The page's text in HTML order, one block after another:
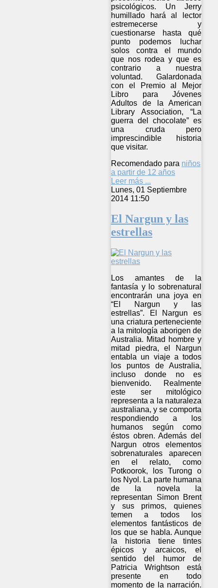
psicológicos. Un Jerry
humillado hará al lector
estremecerse y
cuestionarse hasta qué
punto podemos luchar
solos contra el mundo
que nos rodea y que es
contrario a nuestra
voluntad. Galardonada
con el Premio al Mejor
Libro para Jóvenes
Adultos de la American
Library Association, “La
guerra del chocolate” es
una cruda pero
imprescindible historia
que visitar.
Recomendado para niños
a partir de 12 años
Leer más ...
Lunes, 01 Septiembre
2014 11:50
El Nargun y las
estrellas
Los amantes de la
fantasía y lo sobrenatural
encontrarán una joya en
“El Nargun y las
estrellas”. El Nargun es
una criatura perteneciente
a la mitología aborigen de
Australia. Mitad hombre y
mitad piedra, el Nargun
entabla un viaje a todos
los puntos de Australia,
incluso donde no es
bienvenido. Realmente
este ser mitológico
representa a la naturaleza
australiana, y se comporta
respondiendo a los
humanos según como
éstos obren. Además del
Nargun otros elementos
sobrenaturales aparecen
en el relato, como
Potkoorok, los Turong o
los Nyol. La parte humana
de la novela la
representan Simon Brent
y sus primos, quienes
temen a todos los
elementos fantásticos de
los que se habla. Aunque
la historia tiene tintes
épicos y arcaicos, el
sentido del humor de
Patricia Wrightson está
presente en todo
momento de la narración.